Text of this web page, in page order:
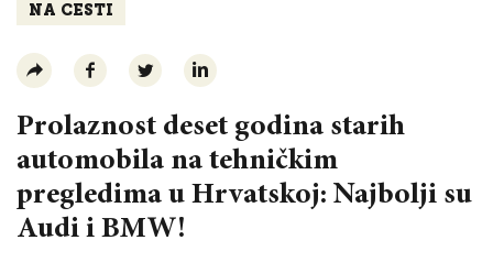
NA CESTI
Prolaznost deset godina starih
automobila na tehničkim
pregledima u Hrvatskoj: Najbolji su
Audi i BMW!